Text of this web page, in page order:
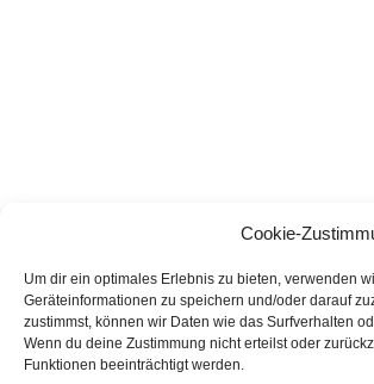
Cookie-
Um dir ein optimales Erlebnis zu bieten, verwenden
Geräteinformationen zu speichern und/oder darauf
zustimmst, können wir Daten wie das Surfverhalten
Wenn du deine Zustimmung nicht erteilst oder
Funktionen beeinträchtigt werden.